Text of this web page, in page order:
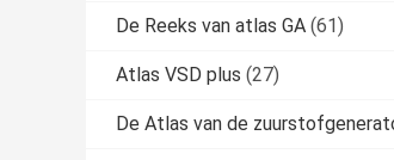
De Reeks van atlas GA (61)
Atlas VSD plus (27)
De Atlas van de